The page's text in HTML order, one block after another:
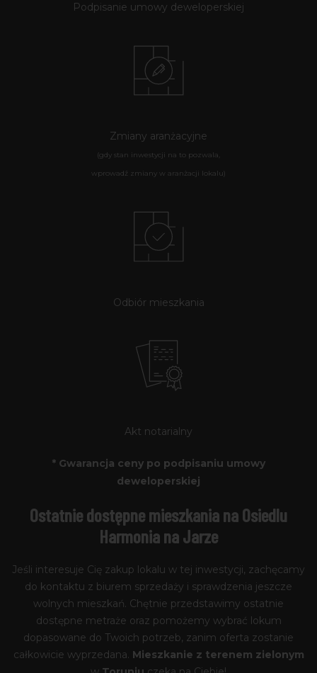
Podpisanie umowy deweloperskiej
Zmiany aranżacyjne
(gdy stan inwestycji na to pozwala,
wprowadź zmiany w aranżacji lokalu)
Odbiór mieszkania
Akt notarialny
* Gwarancja ceny po podpisaniu umowy
deweloperskiej
Ostatnie dostępne mieszkania na Osiedlu
Harmonia na Jarze
Jeśli interesuje Cię zakup lokalu w tej inwestycji, zachęcamy
do kontaktu z biurem sprzedaży i sprawdzenia jeszcze
wolnych mieszkań. Chętnie przedstawimy ostatnie
dostępne metraże oraz pomożemy wybrać lokum
dopasowane do Twoich potrzeb, zanim oferta zostanie
całkowicie wyprzedana. Mieszkanie z terenem zielonym